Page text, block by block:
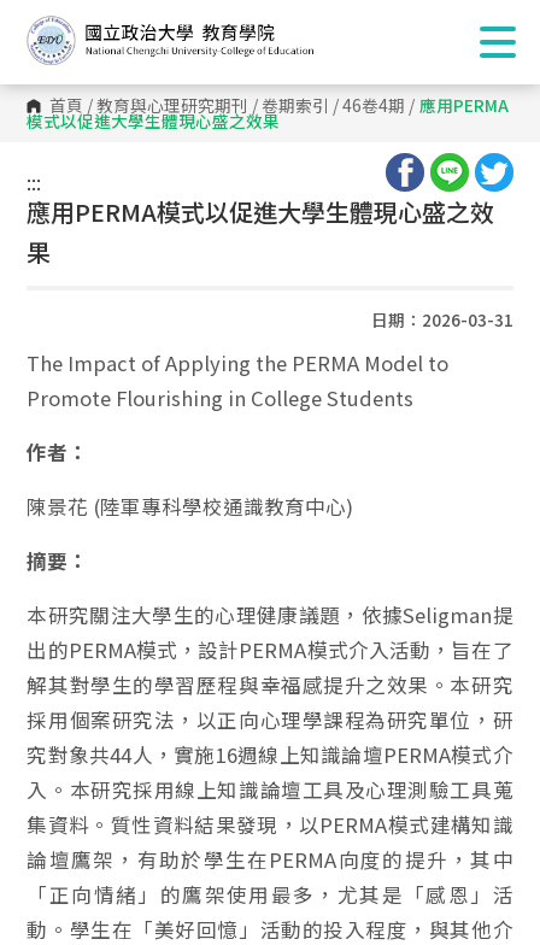
首頁 /教育與心理研究期刊 / 卷期索引 /46卷4期 / 應用PERMA
模式以促進大學生體現心盛之效果
:::
:::
應用PERMA模式以促進大學生體現心盛之效
果
日期：2026-03-31
The Impact of Applying the PERMA Model to
Promote Flourishing in College Students
作者：
陳景花 (陸軍專科學校通識教育中心)
摘要：
本研究關注大學生的心理健康議題，依據Seligman提
出的PERMA模式，設計PERMA模式介入活動，旨在了
解其對學生的學習歷程與幸福感提升之效果。本研究
採用個案研究法，以正向心理學課程為研究單位，研
究對象共44人，實施16週線上知識論壇PERMA模式介
入。本研究採用線上知識論壇工具及心理測驗工具蒐
集資料。質性資料結果發現，以PERMA模式建構知識
論壇鷹架，有助於學生在PERMA向度的提升，其中
「正向情緒」的鷹架使用最多，尤其是「感恩」活
動。學生在「美好回憶」活動的投入程度，與其他介